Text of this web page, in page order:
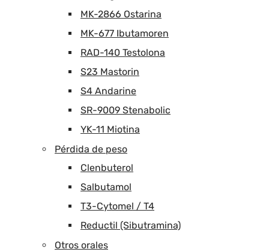
MK-2866 Ostarina
MK-677 Ibutamoren
RAD-140 Testolona
S23 Mastorin
S4 Andarine
SR-9009 Stenabolic
YK-11 Miotina
Pérdida de peso
Clenbuterol
Salbutamol
T3-Cytomel / T4
Reductil (Sibutramina)
Otros orales